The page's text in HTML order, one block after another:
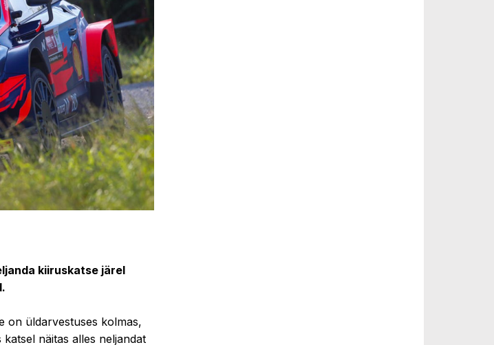
kiiruskatse järel
on üldarvestuses kolmas,
näitas alles neljandat